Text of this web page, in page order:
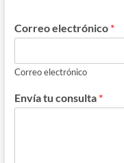
Correo electrónico *
Correo electrónico
Envía tu consulta *